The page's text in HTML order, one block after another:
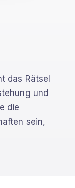
das Rätsel
und
die
sein,